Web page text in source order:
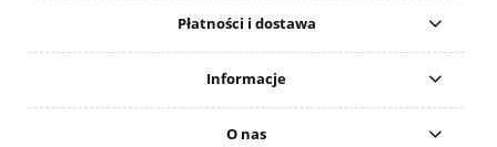
Płatności i dostawa
Informacje
O nas